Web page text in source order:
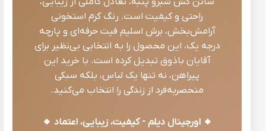
راحتی و کیفیت است. رنگ کرم استخونی
آرامش‌بخش، برش اسلیم فیت حرفه‌ای و پارچه
درجه یک، این محصول را به انتخابی بی‌نظیر برای
آقایان باذوق تبدیل کرده است. با خرید این
پیراهن، نه تنها یک لباس، بلکه سبکی
منحصربه‌فرد از زندگی را انتخاب می‌کنید.
🔸 اورجینال دیلم - کیفیت، زیبایی، اعتماد 🔸